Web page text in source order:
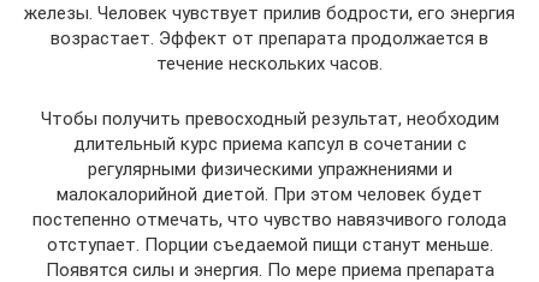
железы. Человек чувствует прилив бодрости, его энергия
возрастает. Эффект от препарата продолжается в
течение нескольких часов.
Чтобы получить превосходный результат, необходим
длительный курс приема капсул в сочетании с
регулярными физическими упражнениями и
малокалорийной диетой. При этом человек будет
постепенно отмечать, что чувство навязчивого голода
отступает. Порции съедаемой пищи станут меньше.
Появятся силы и энергия. По мере приема препарата